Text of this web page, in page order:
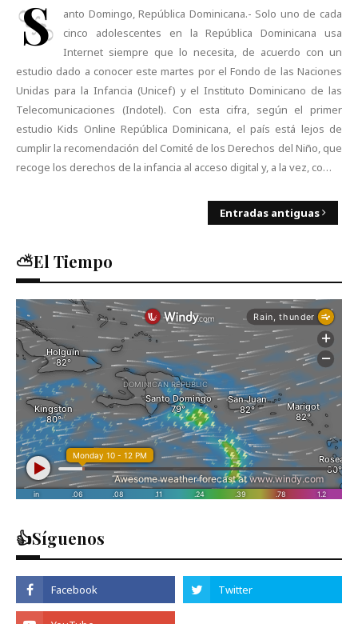
S
anto Domingo, República Dominicana.- Solo uno de cada
cinco adolescentes en la República Dominicana usa
Internet siempre que lo necesita, de acuerdo con un
estudio dado a conocer este martes por el Fondo de las Naciones
Unidas para la Infancia (Unicef) y el Instituto Dominicano de las
Telecomunicaciones (Indotel). Con esta cifra, según el primer
estudio Kids Online República Dominicana, el país está lejos de
cumplir la recomendación del Comité de los Derechos del Niño, que
recoge los derechos de la infancia al acceso digital y, a la vez, co…
Entradas antiguas
⛅El Tiempo
👍Síguenos